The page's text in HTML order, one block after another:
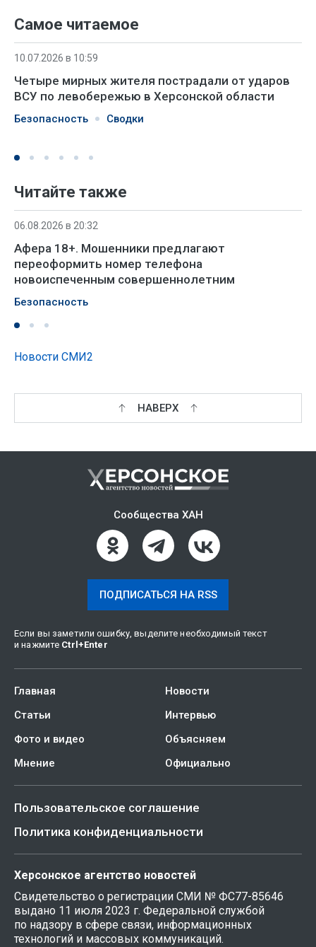
Самое читаемое
10.07.2026 в 10:59
Четыре мирных жителя пострадали от ударов
ВСУ по левобережью в Херсонской области
Безопасность Сводки
Читайте также
06.08.2026 в 20:32
Афера 18+. Мошенники предлагают
переоформить номер телефона
новоиспеченным совершеннолетним
Безопасность
Новости СМИ2
НАВЕРХ
Сообщества ХАН
ПОДПИСАТЬСЯ НА RSS
Если вы заметили ошибку, выделите необходимый текст
и нажмите Ctrl +Enter
Главная
Новости
Статьи
Интервью
Фото и видео
Объясняем
Мнение
Официально
Пользовательское соглашение
Политика конфиденциальности
Херсонское агентство новостей
Свидетельство о регистрации СМИ № ФС77-85646
выдано 11 июля 2023 г. Федеральной службой
по надзору в сфере связи, информационных
технологий и массовых коммуникаций.